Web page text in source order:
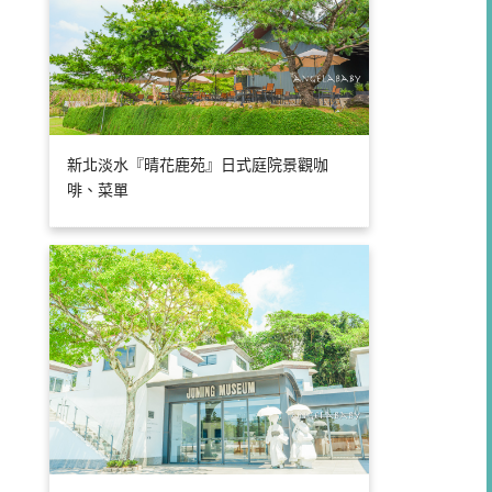
新北淡水『晴花鹿苑』日式庭院景觀咖
啡、菜單